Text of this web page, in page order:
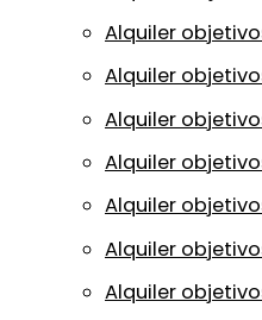
Alquiler
Alquiler
Alquiler
Alquiler
Alquiler
Alquiler
Alquiler